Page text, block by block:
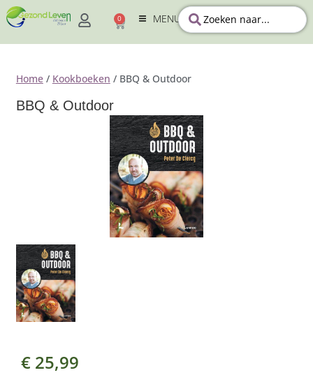
0 MENU
Home/ Kookboeken / BBQ & Outdoor
BBQ & Outdoor
€ 25,99